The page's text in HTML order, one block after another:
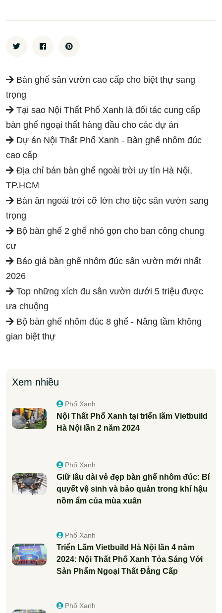
Bàn ghế sân vườn cao cấp cho biệt thự sang
trọng
Tại sao Nội Thất Phố Xanh là đối tác cung cấp
bàn ghế ngoại thất hàng đầu cho các dự án
Dự án Nội Thất Phố Xanh - Bàn ghế nhôm đúc
cao cấp
Địa chỉ bán bàn ghế ngoài trời uy tín Hà Nội,
TP.HCM
Bàn ăn ngoài trời cỡ lớn cho tiệc sân vườn sang
trọng
Bộ bàn ghế 2 ghế nhỏ gọn cho ban công chung
cư
Báo giá bàn ghế nhôm đúc sân vườn mới nhất
2026
Top những xích đu sân vườn dưới 5 triệu được
ưa chuộng
Bộ bàn ghế nhôm đúc 8 ghế - Nâng tầm không
gian biệt thự
Xem nhiều
Phố Xanh
Nội Thất Phố Xanh tại triển lãm Vietbuild
Hà Nội lần 2 năm 2024
Phố Xanh
Giữ lâu dài vẻ đẹp bàn ghế nhôm đúc: Bí
quyết vệ sinh và bảo quản trong khí hậu
nồm ẩm của mùa xuân
Phố Xanh
Triển Lãm Vietbuild Hà Nội lần 4 năm
2024: Nội Thất Phố Xanh Tỏa Sáng Với
Sản Phẩm Ngoại Thất Đẳng Cấp
Phố Xanh